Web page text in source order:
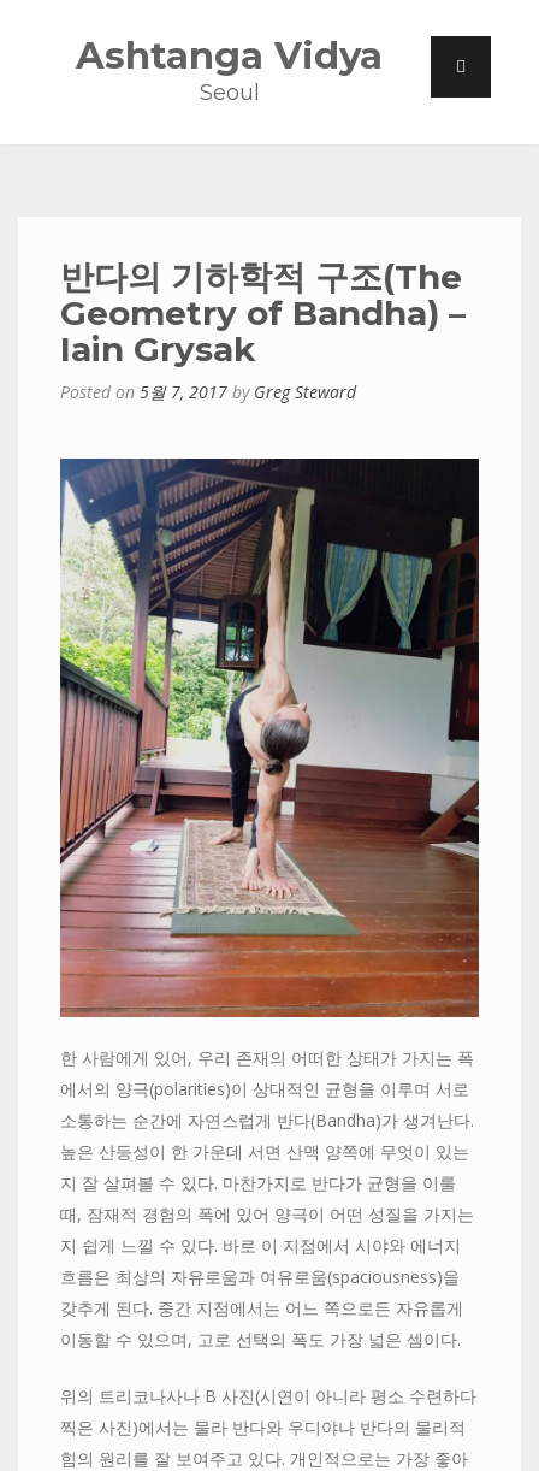
Ashtanga Vidya
Seoul
반다의 기하학적 구조(The
Geometry of Bandha) –
Iain Grysak
Posted on 5월 7, 2017 by Greg Steward
한 사람에게 있어, 우리 존재의 어떠한 상태가 가지는 폭
에서의 양극(polarities)이 상대적인 균형을 이루며 서로
소통하는 순간에 자연스럽게 반다(Bandha)가 생겨난다.
높은 산등성이 한 가운데 서면 산맥 양쪽에 무엇이 있는
지 잘 살펴볼 수 있다. 마찬가지로 반다가 균형을 이룰
때, 잠재적 경험의 폭에 있어 양극이 어떤 성질을 가지는
지 쉽게 느낄 수 있다. 바로 이 지점에서 시야와 에너지
흐름은 최상의 자유로움과 여유로움(spaciousness)을
갖추게 된다. 중간 지점에서는 어느 쪽으로든 자유롭게
이동할 수 있으며, 고로 선택의 폭도 가장 넓은 셈이다.
위의 트리코나사나 B 사진(시연이 아니라 평소 수련하다
찍은 사진)에서는 물라 반다와 우디야나 반다의 물리적
힘의 원리를 잘 보여주고 있다. 개인적으로는 가장 좋아